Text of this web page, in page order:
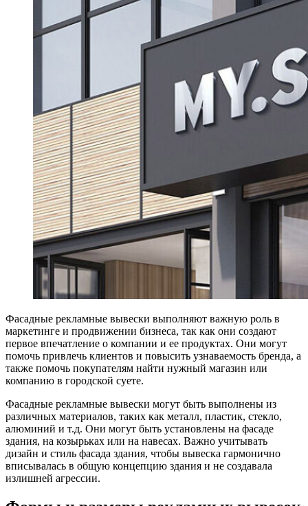
Фасадные рекламные вывески выполняют важную роль в
маркетинге и продвижении бизнеса, так как они создают
первое впечатление о компании и ее продуктах. Они могут
помочь привлечь клиентов и повысить узнаваемость бренда, а
также помочь покупателям найти нужный магазин или
компанию в городской суете.
Фасадные рекламные вывески могут быть выполнены из
различных материалов, таких как металл, пластик, стекло,
алюминий и т.д. Они могут быть установлены на фасаде
здания, на козырьках или на навесах. Важно учитывать
дизайн и стиль фасада здания, чтобы вывеска гармонично
вписывалась в общую концепцию здания и не создавала
излишней агрессии.